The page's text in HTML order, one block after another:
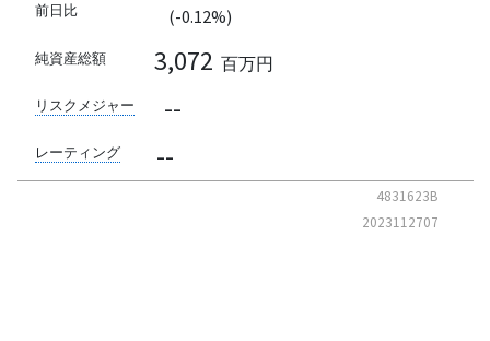
前日比
(-0.12%)
純資産総額 3,072 百万円
リスクメジャー --
レーティング --
4831623B
2023112707